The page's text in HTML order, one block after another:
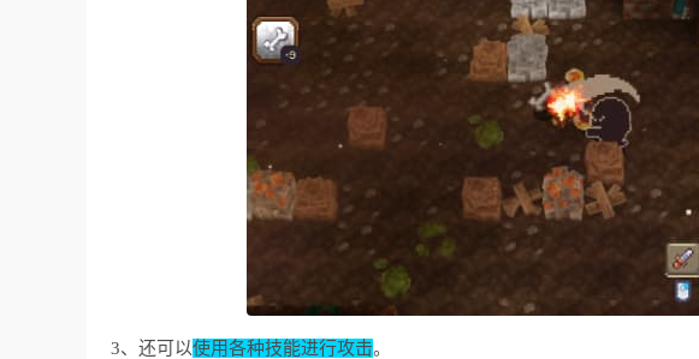
3、还可以使用各种技能进行攻击。